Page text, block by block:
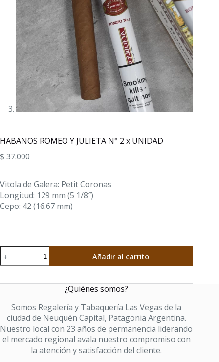
HABANOS ROMEO Y JULIETA N° 2 x UNIDAD
$ 37.000
Vitola de Galera: Petit Coronas
Longitud: 129 mm (5 1/8″)
Cepo: 42 (16.67 mm)
ROMEO
UNIDAD
cantidad
Añadir al carrito
¿Quiénes somos?
Somos Regalería y Tabaquería Las Vegas de la
ciudad de Neuquén Capital, Patagonia Argentina.
Nuestro local con 23 años de permanencia liderando
el mercado regional avala nuestro compromiso con
la atención y satisfacción del cliente.